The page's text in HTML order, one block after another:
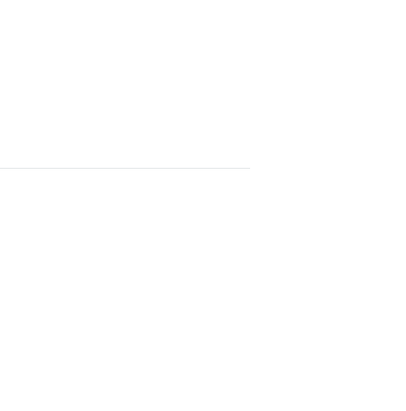
pour connaître la
a été une
la semaine dernière,
extraordinaire qu’elle. Il...